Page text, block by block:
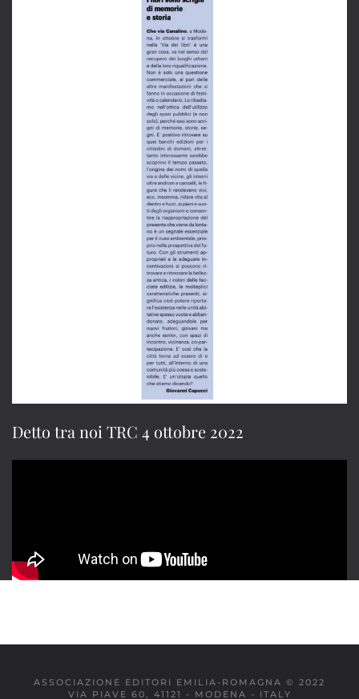
LEGGI L'ARTICOLO
Detto tra noi TRC 4 ottobre 2022
ASSOCIAZIONE EDITORI EMILIA-ROMAGNA © 2022
VIA PIAVE 60, 41121 - MODENA - ITALY